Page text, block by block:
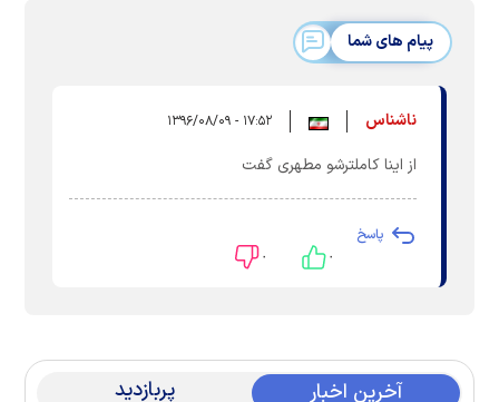
پیام های شما
ناشناس ۱۷:۵۲ - ۱۳۹۶/۰۸/۰۹
از اینا کاملترشو مطهری گفت
پاسخ
۰ ۰
آخرین اخبار پربازدید